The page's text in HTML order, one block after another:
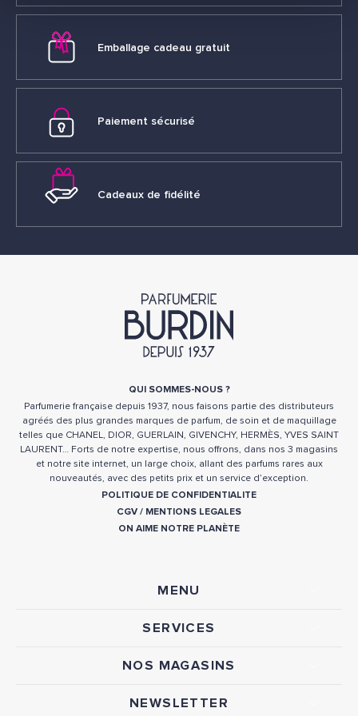
Emballage cadeau gratuit
Paiement sécurisé
Cadeaux de fidélité
QUI SOMMES-NOUS ?
Parfumerie française depuis 1937, nous faisons partie des distributeurs
agréés des plus grandes marques de parfum, de soin et de maquillage
telles que CHANEL, DIOR, GUERLAIN, GIVENCHY, HERMÈS, YVES SAINT
LAURENT… Forts de notre expertise, nous offrons, dans nos 3 magasins
et notre site internet, un large choix, allant des parfums rares aux
nouveautés, avec des petits prix et un service d’exception.
POLITIQUE DE CONFIDENTIALITE
CGV / MENTIONS LEGALES
ON AIME NOTRE PLANÈTE
MENU
SERVICES
NOS MAGASINS
NEWSLETTER